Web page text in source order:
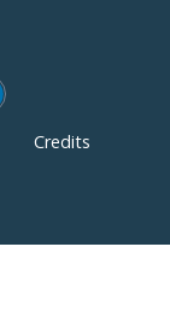
Credits